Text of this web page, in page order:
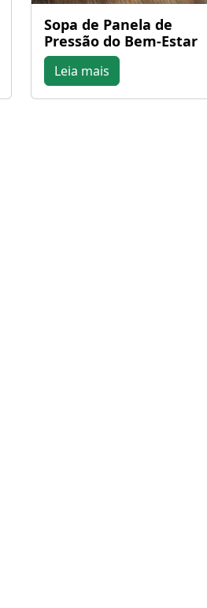
Sopa de Panela de
Pressão do Bem-Estar
Leia mais